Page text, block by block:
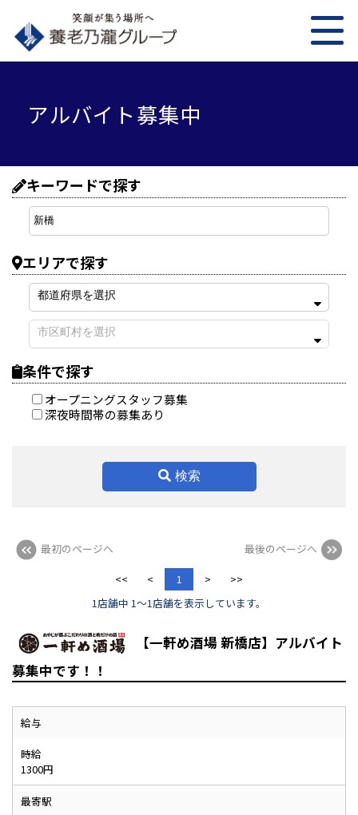
アルバイト募集中
キーワードで探す
エリアで探す
条件で探す
オープニングスタッフ募集
深夜時間帯の募集あり
検索
最初のページへ 最後のページへ
<< < 1 >
>>
1店舗中 1～1店舗を表示しています。
【一軒め酒場 新橋店】アルバイト
募集中です！！
給与
時給
1300円
最寄駅